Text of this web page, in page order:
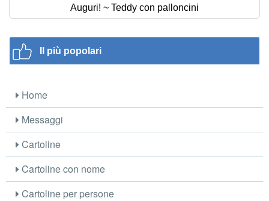
Auguri! ~ Teddy con palloncini
Il più popolari
Home
Messaggi
Cartoline
Cartoline con nome
Cartoline per persone